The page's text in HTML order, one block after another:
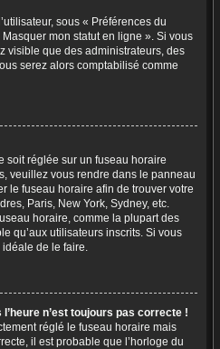
sous « Préférences du
mon statut en ligne ». Si vous
visible que des administrateurs, des
serez alors comptabilisé comme
soit réglée sur un fuseau horaire
veuillez vous rendre dans le panneau
le fuseau horaire afin de trouver votre
Paris, New York, Sydney, etc.
horaire, comme la plupart des
qu’aux utilisateurs inscrits. Si vous
idéale de le faire.
n’est toujours pas correcte !
réglé le fuseau horaire mais
il est probable que l’horloge du